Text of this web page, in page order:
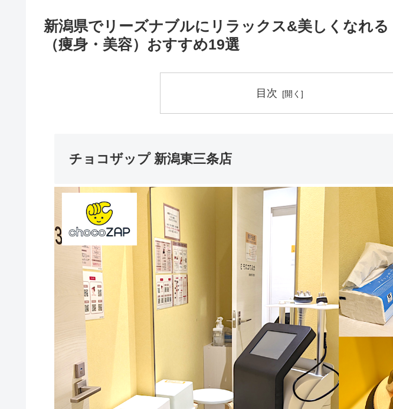
新潟県でリーズナブルにリラックス&美しくなれ
（痩身・美容）おすすめ19選
目次
チョコザップ 新潟東三条店